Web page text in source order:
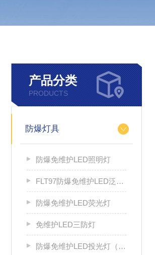
产品分类
PRODUCTS
防爆灯具
防爆免维护LED照明灯
FLT97防爆免维护LED泛光灯
防爆免维护LED荧光灯
免维护LED三防灯
防爆免维护LED投光灯（IIC）